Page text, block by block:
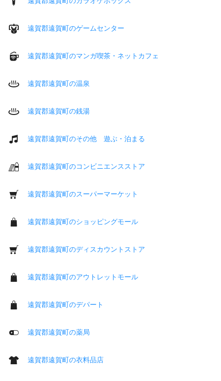
遠賀郡遠賀町のゲームセンター
遠賀郡遠賀町のマンガ喫茶・ネットカフェ
遠賀郡遠賀町の温泉
遠賀郡遠賀町の銭湯
遠賀郡遠賀町のその他 遊ぶ・泊まる
遠賀郡遠賀町のコンビニエンスストア
遠賀郡遠賀町のスーパーマーケット
遠賀郡遠賀町のショッピングモール
遠賀郡遠賀町のディスカウントストア
遠賀郡遠賀町のアウトレットモール
遠賀郡遠賀町のデパート
遠賀郡遠賀町の薬局
遠賀郡遠賀町の衣料品店